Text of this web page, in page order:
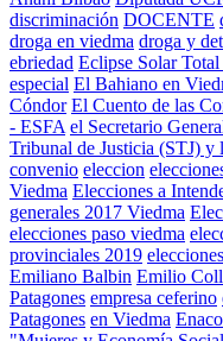
discriminación DOCENTE
droga en viedma droga y
ebriedad Eclipse Solar
especial El Bahiano en
Cóndor El Cuento de las
- ESFA el Secretario
Tribunal de Justicia (STJ)
convenio eleccion
Viedma Elecciones a
generales 2017 Viedma
elecciones paso viedma
provinciales 2019
Emiliano Balbin Emilio
Patagones empresa ceferino
Patagones en Viedma